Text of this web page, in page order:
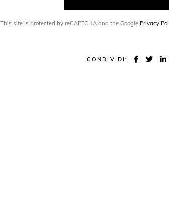
This site is protected by reCAPTCHA and the Google Privacy
CONDIVIDI: